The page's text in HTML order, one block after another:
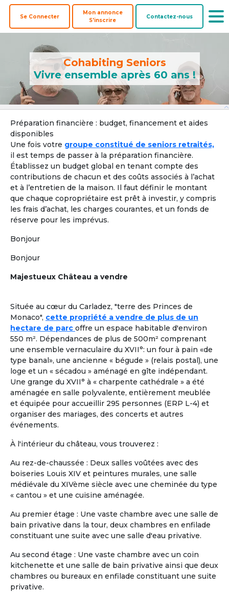
Se Connecter
Mon annonce
S'inscrire
Contactez-nous
Cohabiting Seniors
Vivre ensemble après 60 ans !
Préparation financière : budget, financement et aides
disponibles
Une fois votre groupe constitué de seniors retraités,
il est temps de passer à la préparation financière.
Établissez un budget global en tenant compte des
contributions de chacun et des coûts associés à l’achat
et à l’entretien de la maison. Il faut définir le montant
que chaque copropriétaire est prêt à investir, y compris
les frais d’achat, les charges courantes, et un fonds de
réserve pour les imprévus.
Bonjour
Bonjour
Majestueux Château a vendre
Située au cœur du Carladez, "terre des Princes de
Monaco", cette propriété a vendre de plus de un
hectare de parc offre un espace habitable d'environ
550 m². Dépendances de plus de 500m² comprenant
une ensemble vernaculaire du XVII°: un four à pain «de
type banal», une ancienne « bégude » (relais postal), une
loge et un « sécadou » aménagé en gîte indépendant.
Une grange du XVII° à « charpente cathédrale » a été
aménagée en salle polyvalente, entièrement meublée
et équipée pour accueillir 295 personnes (ERP L-4) et
organiser des mariages, des concerts et autres
événements.
À l'intérieur du château, vous trouverez :
Au rez-de-chaussée : Deux salles voûtées avec des
boiseries Louis XIV et peintures murales, une salle
médiévale du XIVème siècle avec une cheminée du type
« cantou » et une cuisine aménagée.
Au premier étage : Une vaste chambre avec une salle de
bain privative dans la tour, deux chambres en enfilade
constituant une suite avec une salle d'eau privative.
Au second étage : Une vaste chambre avec un coin
kitchenette et une salle de bain privative ainsi que deux
chambres ou bureaux en enfilade constituant une suite
privative.
Colocataires
Offre une
colocation
acheteurs
Biens à
coacheter
Pays ?
Localisation par ville, département ou région
Ville, département, région
Formules adaptées à la cohabitation
1 Location dans une Maison Partagée et Solidaire
taille humaine oucolocation chez un senior, pour une
retraite paisible, en adoptantun mode de vie collectif
ou chaque retraité a son rôle à jouer.Les colocataires
seniors n’y sont pas « accueillis », ils sont réellement
chez eux !
Colocation Seniors Maison Partagée
Marrakech Maroc
Et si votre retraite prenait une nouvelle
dimension, entre confort, rencontres et
logement propose une colocation clé en
souhaitant s’installer dans un
environnement à la fois serein, sécurisé et
vivant, tout en conservant leur
indépendance. L’appartement, spacieux et
entièrement meublé, offre : -4 chambres
(possibilité en solo ou en couple) -3 salles
de bain -2 salons confortables -1 espace
salle à manger -1 cuisine équipée -1 grande
terrasse avec jacuzzi Situé au sein d’une
résidence sécurisée 24h/24 et 7j/7,
l’environnement est calme, verdoyant et
agréable à vivre. La résidence est
À la une